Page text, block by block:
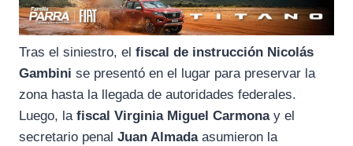
Tras el siniestro, el fiscal de instrucción Nicolás
Gambini se presentó en el lugar para preservar la
zona hasta la llegada de autoridades federales.
Luego, la fiscal Virginia Miguel Carmonay el
secretario penal Juan Almadaasumieron la